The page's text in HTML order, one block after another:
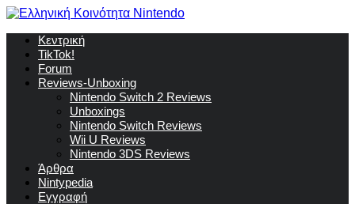
Κεντρική
TikTok!
Forum
Reviews-Unboxing
Nintendo Switch 2 Reviews
Unboxings
Nintendo Switch Reviews
Wii U Reviews
Nintendo 3DS Reviews
Άρθρα
Nintypedia
Εγγραφή